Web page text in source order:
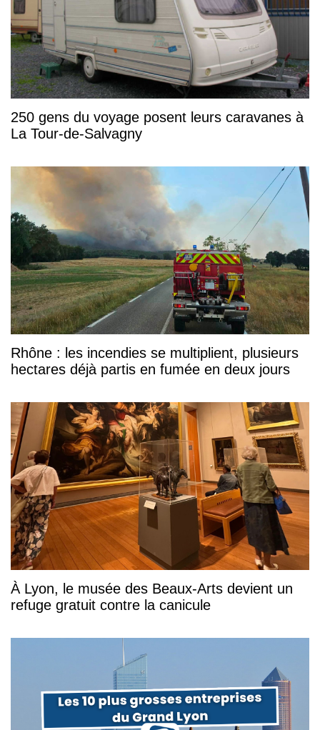
250 gens du voyage posent leurs caravanes à
La Tour-de-Salvagny
Rhône : les incendies se multiplient, plusieurs
hectares déjà partis en fumée en deux jours
À Lyon, le musée des Beaux-Arts devient un
refuge gratuit contre la canicule